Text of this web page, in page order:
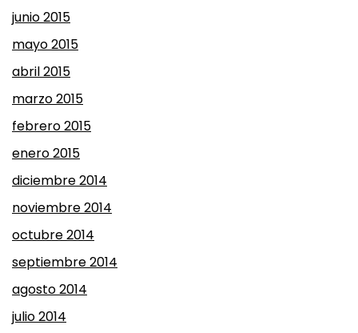
junio 2015
mayo 2015
abril 2015
marzo 2015
febrero 2015
enero 2015
diciembre 2014
noviembre 2014
octubre 2014
septiembre 2014
agosto 2014
julio 2014